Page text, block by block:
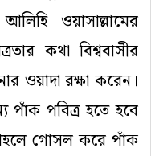
ওয়াসাল্লামের
কথা বিশ্ববাসীর
ওয়াদা রক্ষা করেন।
পবিত্র হতে হবে
গোসল করে পাঁক